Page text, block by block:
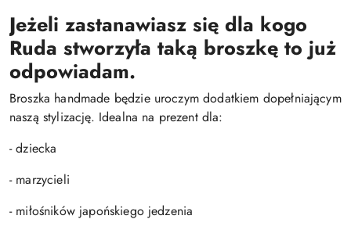
Jeżeli zastanawiasz się dla kogo
Ruda stworzyła taką broszkę to już
odpowiadam.
Broszka handmade będzie uroczym dodatkiem dopełniającym
naszą stylizację. Idealna na prezent dla:
- dziecka
- marzycieli
- miłośników japońskiego jedzenia